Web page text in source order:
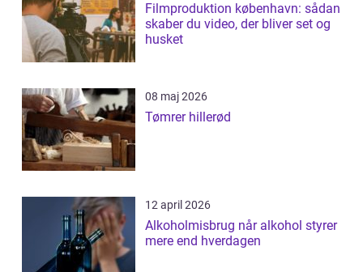
Filmproduktion københavn: sådan
skaber du video, der bliver set og
husket
08 maj 2026
Tømrer hillerød
12 april 2026
Alkoholmisbrug når alkohol styrer
mere end hverdagen